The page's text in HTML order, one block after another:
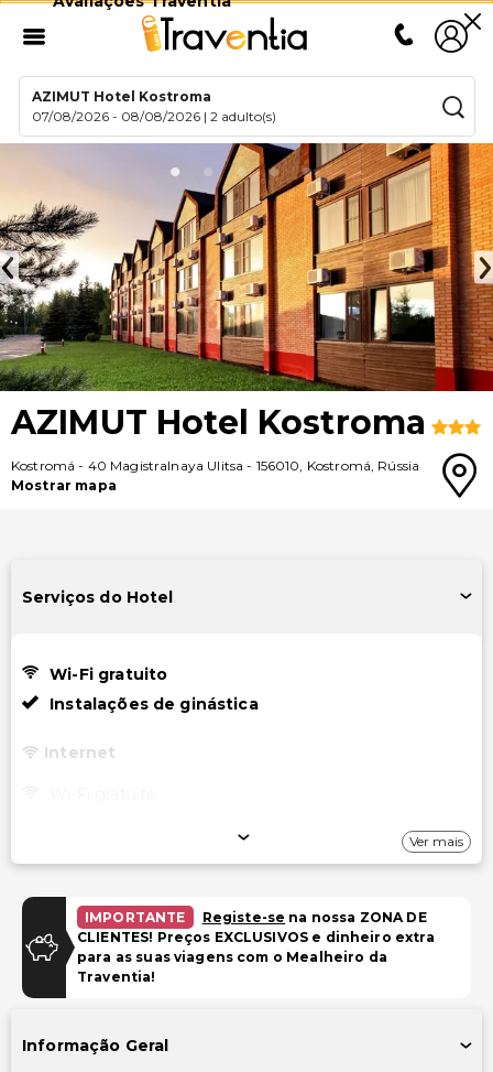
AZIMUT Hotel Kostroma
07/08/2026 - 08/08/2026 |2 adulto(s)
AZIMUT Hotel Kostroma
Kostromá - 40 Magistralnaya Ulitsa - 156010, Kostromá, Rússia
Mostrar mapa
Serviços do Hotel
Wi-Fi gratuito
Instalações de ginástica
Internet
Instalações
Instalações de ginástica
Caixa multibanco/serviços bancários
Área para piquenique
Ver mais
IMPORTANTE Registe-se na nossa ZONA DE
CLIENTES! Preços EXCLUSIVOS e dinheiro extra
para as suas viagens com o Mealheiro da
Traventia!
Informação Geral